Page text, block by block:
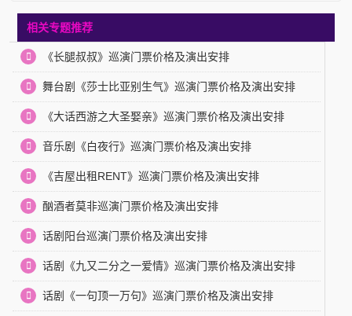
相关专题推荐
《长腿叔叔》巡演门票价格及演出安排
舞台剧《莎士比亚别生气》巡演门票价格及演出安排
《大话西游之大圣娶亲》巡演门票价格及演出安排
音乐剧《白夜行》巡演门票价格及演出安排
《吉屋出租RENT》巡演门票价格及演出安排
酗酒者莫非巡演门票价格及演出安排
话剧阳台巡演门票价格及演出安排
话剧《九又二分之一爱情》巡演门票价格及演出安排
话剧《一句顶一万句》巡演门票价格及演出安排